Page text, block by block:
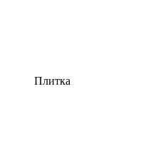
Плитка